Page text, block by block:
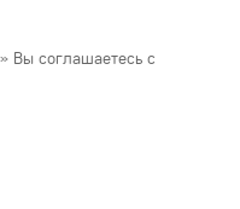
Вы соглашаетесь с